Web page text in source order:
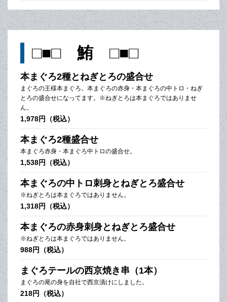
□■□ 鮪 □■□
本まぐろ2種とねぎとろの盛合せ
まぐろの王様本まぐろ。本まぐろの赤身・本まぐろの中トロ・ねぎ
とろの盛合せになってます。※ねぎとろは本まぐろではありませ
ん。
1,978円（税込）
本まぐろ2種盛合せ
本まぐろ赤身・本まぐろ中トロの盛合せ。
1,538円（税込）
本まぐろの中トロ刺身とねぎとろ盛合せ
※ねぎとろは本まぐろではありません。
1,318円（税込）
本まぐろの赤身刺身とねぎとろ盛合せ
※ねぎとろは本まぐろではありません。
988円（税込）
まぐろテールの西京焼き串（1本）
まぐろの尾の身を自社で西京漬けにしました。
218円（税込）